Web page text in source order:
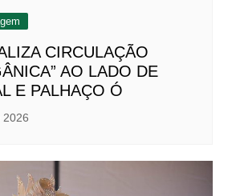
CIRCULAÇÃO
AO LADO DE
E PALHAÇO Ó
2026